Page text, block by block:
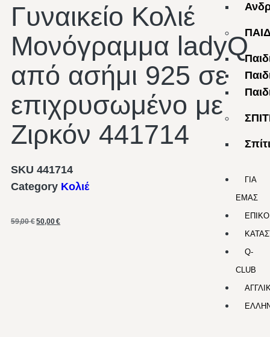
ΓΙΑ
ΕΜΑΣ
Q-
CLUB
Γυναικείο Κολιέ
Μονόγραμμα ladyQ
από ασήμι 925 σε
επιχρυσωμένο με
Ζιρκόν 441714
SKU 441714
Category Κολιέ
59,00€ 50,00€